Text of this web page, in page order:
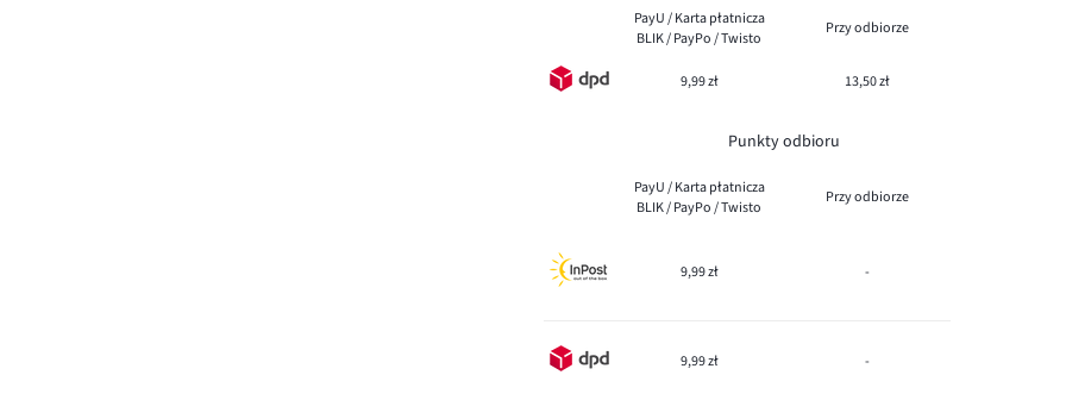
PayU / Karta płatnicza
BLIK / PayPo / Twisto
Przy odbiorze
9,99 zł 13,50 zł
Punkty odbioru
PayU / Karta płatnicza
BLIK / PayPo / Twisto
Przy odbiorze
9,99 zł -
9,99 zł -